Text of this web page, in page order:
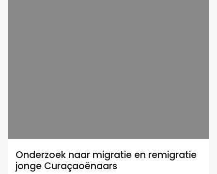
Onderzoek naar migratie en remigratie
jonge Curaçaoënaars